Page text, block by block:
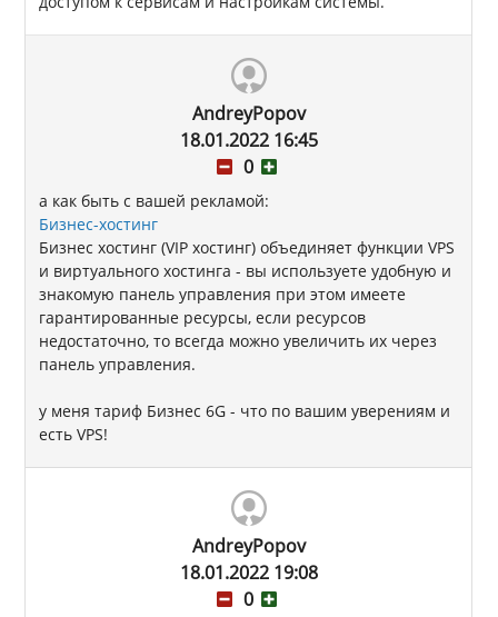
AndreyPopov
18.01.2022 16:45
0
а как быть с вашей рекламой:
Бизнес-хостинг
Бизнес хостинг (VIP хостинг) объединяет функции VPS
и виртуального хостинга - вы используете удобную и
знакомую панель управления при этом имеете
гарантированные ресурсы, если ресурсов
недостаточно, то всегда можно увеличить их через
панель управления.
у меня тариф Бизнес 6G - что по вашим уверениям и
есть VPS!
AndreyPopov
18.01.2022 19:08
0